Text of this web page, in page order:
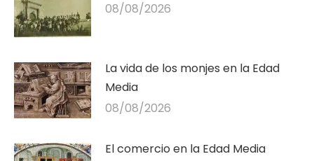
08/08/2026
La vida de los monjes en la Edad
Media
08/08/2026
El comercio en la Edad Media